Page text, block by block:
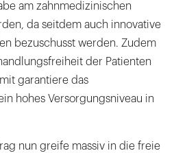
am zahnmedizinischen
da seitdem auch innovative
bezuschusst werden. Zudem
der Patienten
garantiere das
hohes Versorgungsniveau in
nun greife massiv in die freie